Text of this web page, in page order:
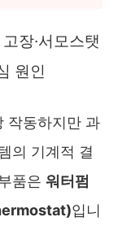
장·서모스탯
원인
작동하지만 과
의 기계적 결
품은 워터펌
입니